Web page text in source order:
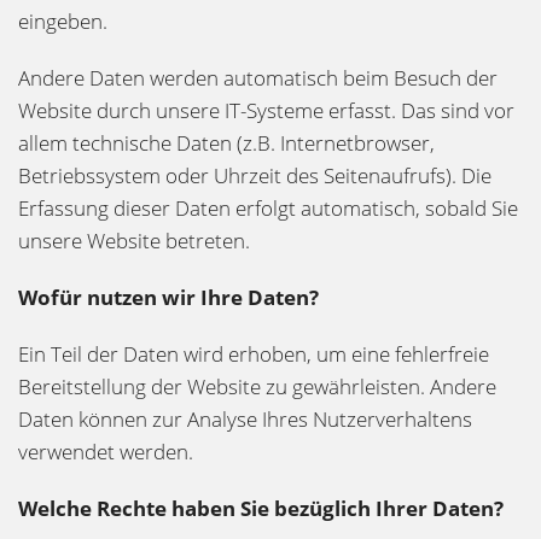
eingeben.
Andere Daten werden automatisch beim Besuch der
Website durch unsere IT-Systeme erfasst. Das sind vor
allem technische Daten (z.B. Internetbrowser,
Betriebssystem oder Uhrzeit des Seitenaufrufs). Die
Erfassung dieser Daten erfolgt automatisch, sobald Sie
unsere Website betreten.
Wofür nutzen wir Ihre Daten?
Ein Teil der Daten wird erhoben, um eine fehlerfreie
Bereitstellung der Website zu gewährleisten. Andere
Daten können zur Analyse Ihres Nutzerverhaltens
verwendet werden.
Welche Rechte haben Sie bezüglich Ihrer Daten?